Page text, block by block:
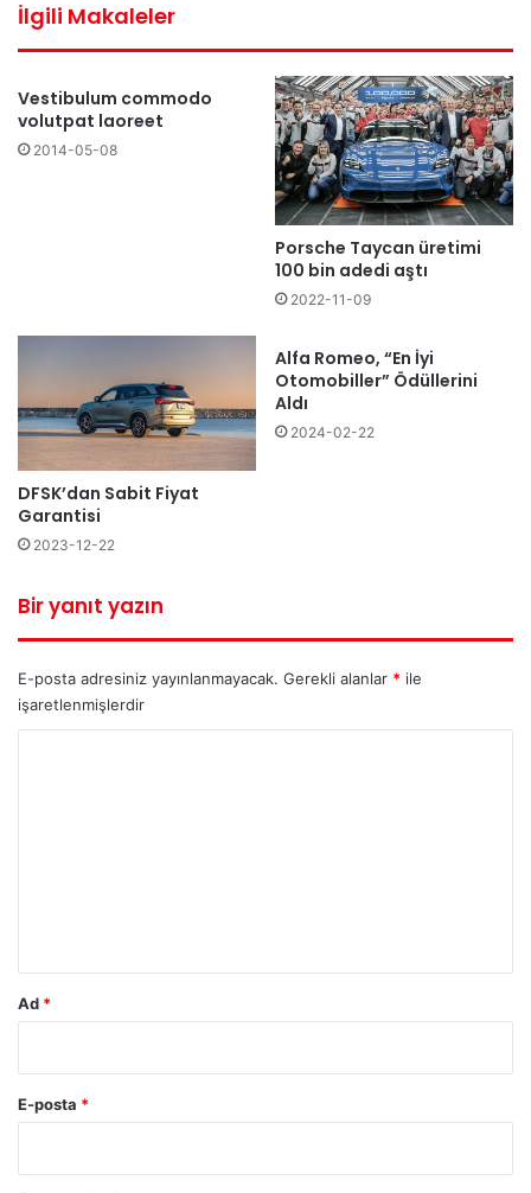
İlgili Makaleler
Vestibulum commodo
volutpat laoreet
2014-05-08
Porsche Taycan üretimi
100 bin adedi aştı
2022-11-09
DFSK’dan Sabit Fiyat
Garantisi
2023-12-22
Alfa Romeo, “En İyi
Otomobiller” Ödüllerini
Aldı
2024-02-22
Bir yanıt yazın
E-posta adresiniz yayınlanmayacak. Gerekli alanlar * ile
işaretlenmişlerdir
Ad *
E-posta *